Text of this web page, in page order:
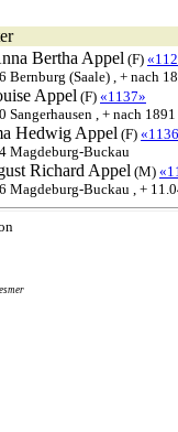
Bertha Appel (F)
Bernburg (Saale) , + nach
Appel (F) «1137»
Sangerhausen , + nach 1891
Hedwig Appel (F)
Magdeburg-Buckau
Richard Appel (M)
Magdeburg-Buckau , +